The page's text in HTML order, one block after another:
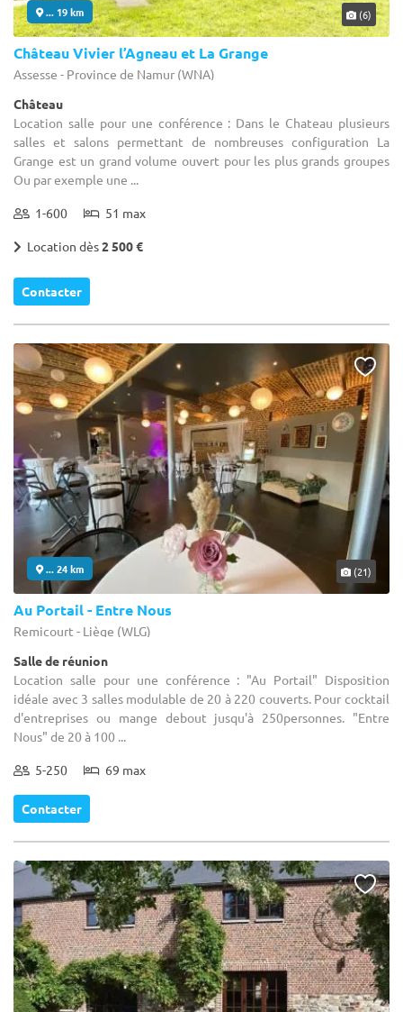
... 19 km (6)
Château Vivier l’Agneau et La Grange
Assesse - Province de Namur (WNA)
Château
Location salle pour une conférence : Dans le Chateau plusieurs
salles et salons permettant de nombreuses configuration La
Grange est un grand volume ouvert pour les plus grands groupes
Ou par exemple une ...
1-600 51 max
Location dès2 500 €
Contacter
... 24 km (21)
Au Portail - Entre Nous
Remicourt - Liège (WLG)
Salle de réunion
Location salle pour une conférence : "Au Portail" Disposition
idéale avec 3 salles modulable de 20 à 220 couverts. Pour cocktail
d'entreprises ou mange debout jusqu'à 250personnes. "Entre
Nous" de 20 à 100 ...
5-250 69 max
Contacter